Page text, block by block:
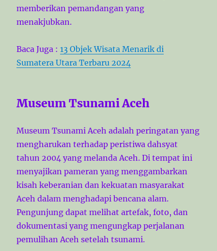
memberikan pemandangan yang
menakjubkan.
Baca Juga :13 Objek Wisata Menarik di
Sumatera Utara Terbaru 2024
Museum Tsunami Aceh
Museum Tsunami Aceh adalah peringatan yang
mengharukan terhadap peristiwa dahsyat
tahun 2004 yang melanda Aceh. Di tempat ini
menyajikan pameran yang menggambarkan
kisah keberanian dan kekuatan masyarakat
Aceh dalam menghadapi bencana alam.
Pengunjung dapat melihat artefak, foto, dan
dokumentasi yang mengungkap perjalanan
pemulihan Aceh setelah tsunami.